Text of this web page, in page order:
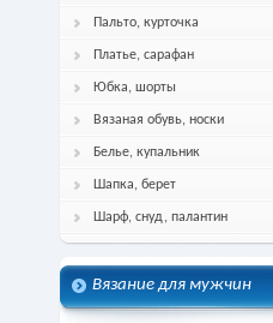
Пальто, курточка
Платье, сарафан
Юбка, шорты
Вязаная обувь, носки
Белье, купальник
Шапка, берет
Шарф, снуд, палантин
Вязание для мужчин